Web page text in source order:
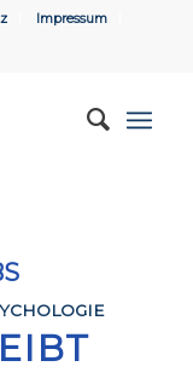
Impressum